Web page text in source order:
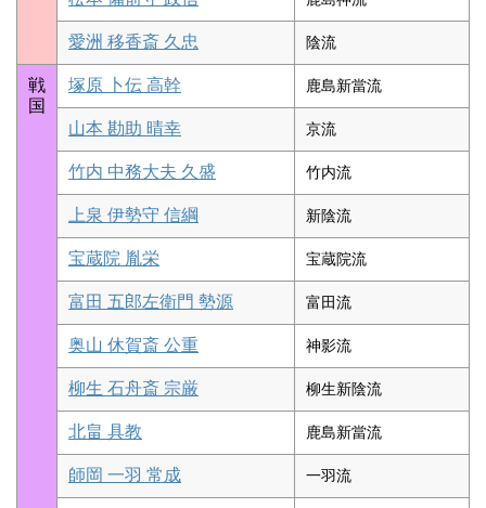
愛洲 移香斎 久忠 陰流
戦
国
塚原 卜伝 高幹 鹿島新當流
山本 勘助 晴幸 京流
竹内 中務大夫 久盛 竹内流
上泉 伊勢守 信綱 新陰流
宝蔵院 胤栄 宝蔵院流
富田 五郎左衛門 勢源 富田流
奥山 休賀斎 公重 神影流
柳生 石舟斎 宗厳 柳生新陰流
北畠 具教 鹿島新當流
師岡 一羽 常成 一羽流